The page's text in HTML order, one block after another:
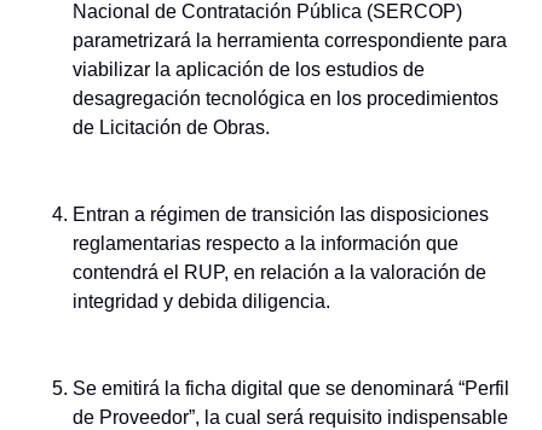
Nacional de Contratación Pública (SERCOP)
parametrizará la herramienta correspondiente para
viabilizar la aplicación de los estudios de
desagregación tecnológica en los procedimientos
de Licitación de Obras.
Entran a régimen de transición las disposiciones
reglamentarias respecto a la información que
contendrá el RUP, en relación a la valoración de
integridad y debida diligencia.
Se emitirá la ficha digital que se denominará “Perfil
de Proveedor”, la cual será requisito indispensable